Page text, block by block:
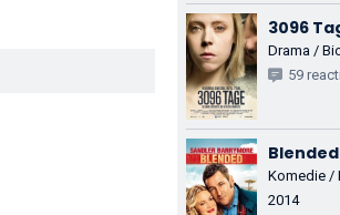
3096
Drama /
59
Blended
Komedie /
2014